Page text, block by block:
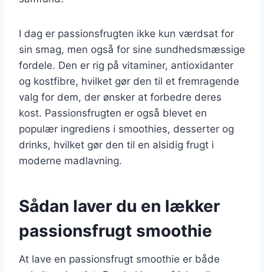
I dag er passionsfrugten ikke kun værdsat for
sin smag, men også for sine sundhedsmæssige
fordele. Den er rig på vitaminer, antioxidanter
og kostfibre, hvilket gør den til et fremragende
valg for dem, der ønsker at forbedre deres
kost. Passionsfrugten er også blevet en
populær ingrediens i smoothies, desserter og
drinks, hvilket gør den til en alsidig frugt i
moderne madlavning.
Sådan laver du en lækker
passionsfrugt smoothie
At lave en passionsfrugt smoothie er både